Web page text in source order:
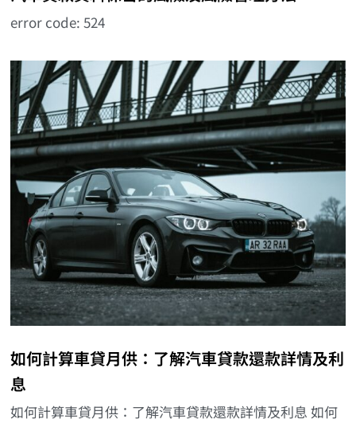
error code: 524
如何計算車貸月供：了解汽車貸款還款詳情及利
息
如何計算車貸月供：了解汽車貸款還款詳情及利息 如何